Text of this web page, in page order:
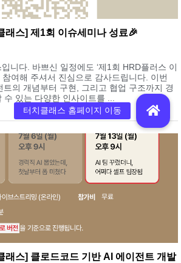
래스] 제1회 이슈세미나 성료🎉
니다. 바쁘신 일정에도 ‘제1회 HRD플러스 이
참여해 주셔서 진심으로 감사드립니다. 이번
의 개념부터 구현, 그리고 협업 구조까지 경
있는 다양한 인사이트를 ...
래스] 클로드코드 기반 AI 에이전트 개발